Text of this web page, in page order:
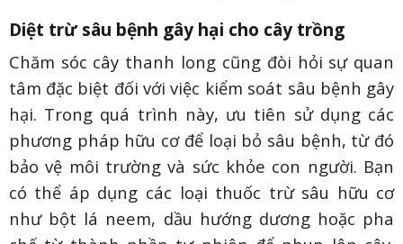
Diệt trừ sâu bệnh gây hại cho cây trồng
Chăm sóc cây thanh long cũng đòi hỏi sự quan
tâm đặc biệt đối với việc kiểm soát sâu bệnh gây
hại. Trong quá trình này, ưu tiên sử dụng các
phương pháp hữu cơ để loại bỏ sâu bệnh, từ đó
bảo vệ môi trường và sức khỏe con người. Bạn
có thể áp dụng các loại thuốc trừ sâu hữu cơ
như bột lá neem, dầu hướng dương hoặc pha